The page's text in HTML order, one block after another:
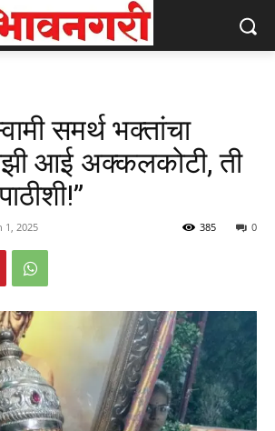
समर्थ भक्तांचा
आई अक्कलकोटी, ती
1, 2025 0
385